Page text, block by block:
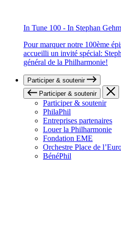
In Tune 100 - In Stephan
Pour marquer notre 100ème
accueilli un invité spécial:
général de la Philharmonie!
Participer & soutenir
Participer & soutenir
Participer & soutenir
PhilaPhil
Entreprises partenaires
Louer la Philharmonie
Fondation EME
Orchestre Place de
BénéPhil